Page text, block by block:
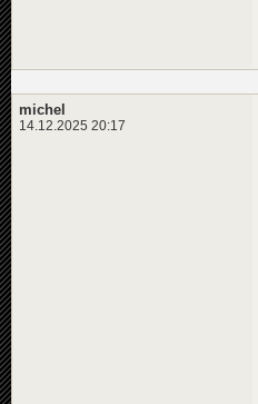
michel
14.12.2025 20:17